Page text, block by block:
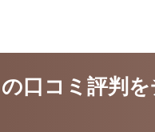
口コミ評判